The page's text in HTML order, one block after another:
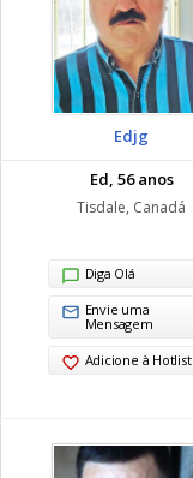
Edjg
Ed, 56 anos
Tisdale, Canadá
Diga Olá
Envie uma
Mensagem
Adicione à Hotlist